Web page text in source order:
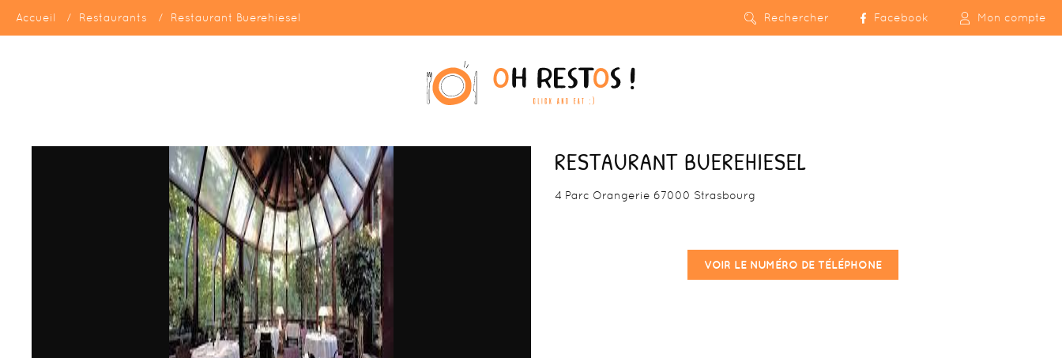
Accueil Restaurants Restaurant Buerehiesel Rechercher Facebook Mon compte
RESTAURANT BUEREHIESEL
4 Parc Orangerie 67000 Strasbourg
VOIR LE NUMÉRO DE TÉLÉPHONE